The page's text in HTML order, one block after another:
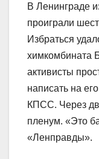
В Ленинграде
проиграли
Избраться
химкомбината
активисты
написать на
КПСС. Через
пленум. «Это
«Ленправды».